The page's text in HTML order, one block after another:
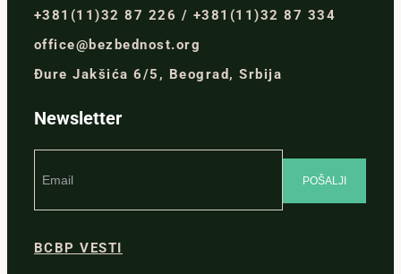
+381(11)32 87 226 / +381(11)32 87 334
office@bezbednost.org
Đure Jakšića 6/5, Beograd, Srbija
Newsletter
BCBP VESTI